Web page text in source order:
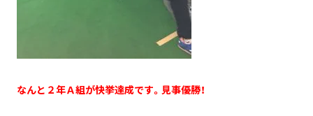
なんと２年Ａ組が快挙達成です。見事優勝！